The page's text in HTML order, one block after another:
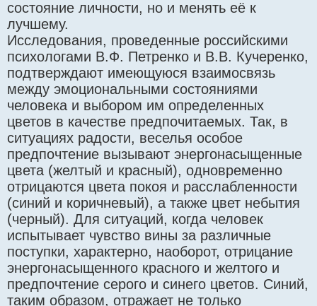
состояние личности, но и менять её к
лучшему.
Исследования, проведенные российскими
психологами В.Ф. Петренко и В.В. Кучеренко,
подтверждают имеющуюся взаимосвязь
между эмоциональными состояниями
человека и выбором им определенных
цветов в качестве предпочитаемых. Так, в
ситуациях радости, веселья особое
предпочтение вызывают энергонасыщенные
цвета (желтый и красный), одновременно
отрицаются цвета покоя и расслабленности
(синий и коричневый), а также цвет небытия
(черный). Для ситуаций, когда человек
испытывает чувство вины за различные
поступки, характерно, наоборот, отрицание
энергонасыщенного красного и желтого и
предпочтение серого и синего цветов. Синий,
таким образом, отражает не только